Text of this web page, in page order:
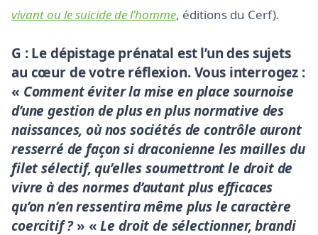
vivant ou le suicide de l’homme, éditions du Cerf).
G : Le dépistage prénatal est l’un des sujets
au cœur de votre réflexion. Vous interrogez :
« Comment éviter la mise en place sournoise
d’une gestion de plus en plus normative des
naissances, où nos sociétés de contrôle auront
resserré de façon si draconienne les mailles du
filet sélectif, qu’elles soumettront le droit de
vivre à des normes d’autant plus efficaces
qu’on n’en ressentira même plus le caractère
coercitif ?» «Le droit de sélectionner, brandi